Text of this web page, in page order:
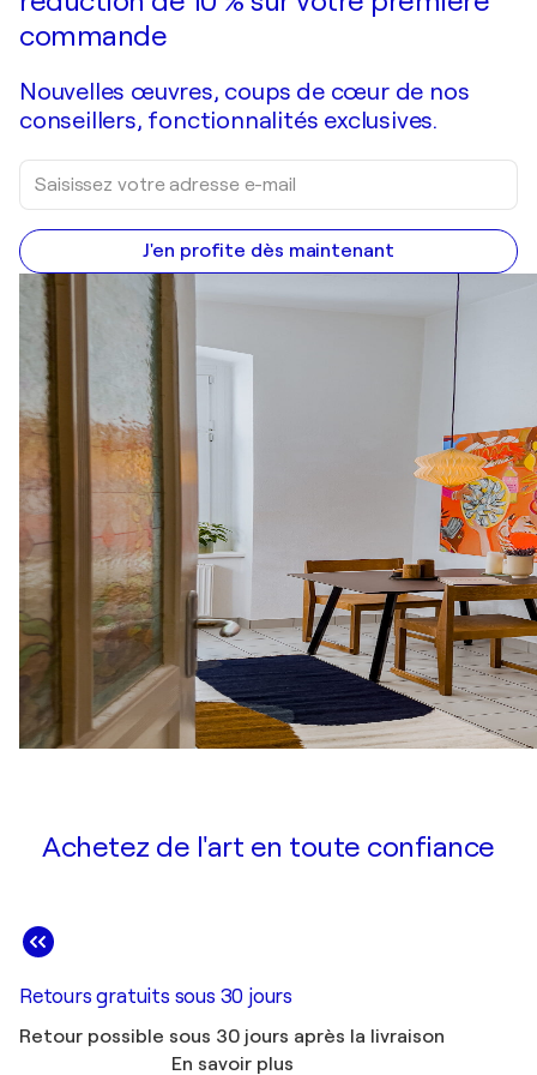
commande
Nouvelles œuvres, coups de cœur de nos
conseillers, fonctionnalités exclusives.
J'en profite dès maintenant
Achetez de l'art en toute confiance
Retours gratuits sous 30 jours
Retour possible sous 30 jours après la livraison
En savoir plus